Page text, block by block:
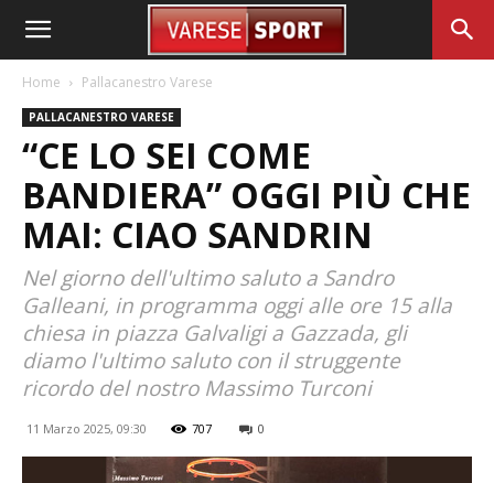
Home Pallacanestro Varese
PALLACANESTRO VARESE
“CE LO SEI COME
BANDIERA” OGGI PIÙ CHE
MAI: CIAO SANDRIN
Nel giorno dell'ultimo saluto a Sandro
Galleani, in programma oggi alle ore 15 alla
chiesa in piazza Galvaligi a Gazzada, gli
diamo l'ultimo saluto con il struggente
ricordo del nostro Massimo Turconi
11 Marzo 2025, 09:30 707 0